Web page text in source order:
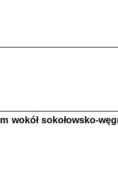
wokół sokołowsko-